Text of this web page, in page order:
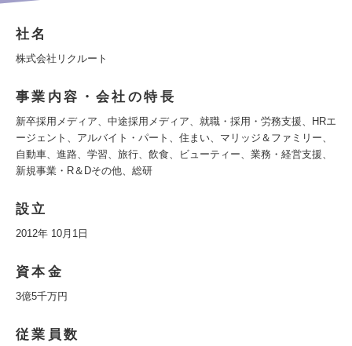
社名
株式会社リクルート
事業内容・会社の特長
新卒採用メディア、中途採用メディア、就職・採用・労務支援、HRエ
ージェント、アルバイト・パート、住まい、マリッジ＆ファミリー、
自動車、進路、学習、旅行、飲食、ビューティー、業務・経営支援、
新規事業・R＆Dその他、総研
設立
2012年 10月1日
資本金
3億5千万円
従業員数